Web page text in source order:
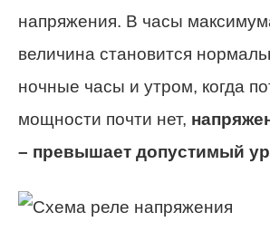
напряжения. В часы
величина становится
ночные часы и утром, когда
мощности почти нет,
– превышает допустимый